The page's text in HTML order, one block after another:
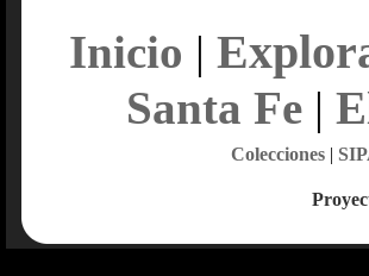
Inicio |
Santa Fe|
Colecciones|